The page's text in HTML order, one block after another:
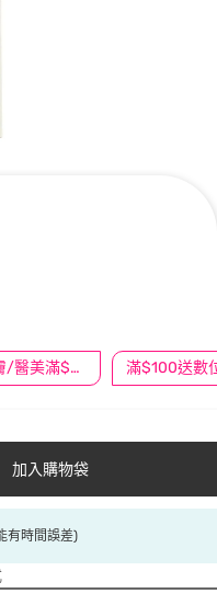
護膚/醫美滿$600送好禮
加入購物袋
有時間誤差)